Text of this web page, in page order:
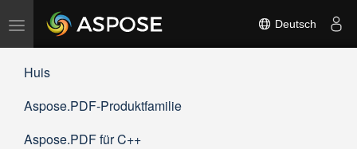
Navigation
umschalten
Deutsch
Huis
Aspose.PDF-Produktfamilie
Aspose.PDF für C++